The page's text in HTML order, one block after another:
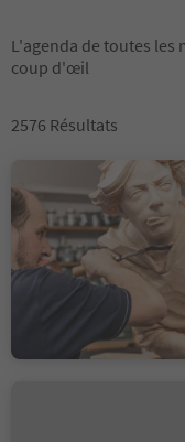
L'agenda de toutes les
coup d'œil
2576 Résultats